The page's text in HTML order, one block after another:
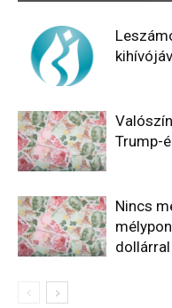
Trump-
Nincs